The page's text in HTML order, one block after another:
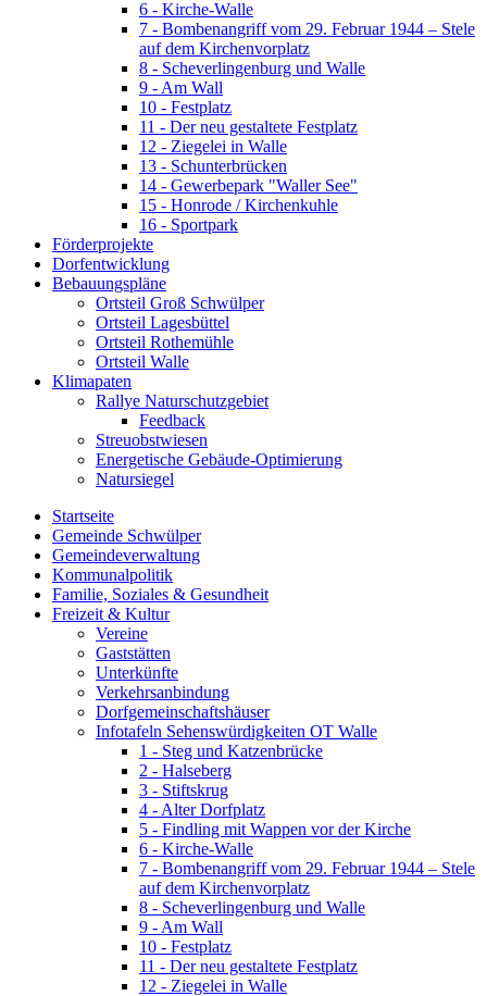
6 - Kirche-Walle
7 - Bombenangriff vom 29. Februar 1944 – Stele
auf dem Kirchenvorplatz
8 - Scheverlingenburg und Walle
9 - Am Wall
10 - Festplatz
11 - Der neu gestaltete Festplatz
12 - Ziegelei in Walle
13 - Schunterbrücken
14 - Gewerbepark "Waller See"
15 - Honrode / Kirchenkuhle
16 - Sportpark
Förderprojekte
Dorfentwicklung
Bebauungspläne
Ortsteil Groß Schwülper
Ortsteil Lagesbüttel
Ortsteil Rothemühle
Ortsteil Walle
Klimapaten
Rallye Naturschutzgebiet
Feedback
Streuobstwiesen
Energetische Gebäude-Optimierung
Natursiegel
Startseite
Gemeinde Schwülper
Gemeindeverwaltung
Kommunalpolitik
Familie, Soziales & Gesundheit
Freizeit & Kultur
Vereine
Gaststätten
Unterkünfte
Verkehrsanbindung
Dorfgemeinschaftshäuser
Infotafeln Sehenswürdigkeiten OT Walle
1 - Steg und Katzenbrücke
2 - Halseberg
3 - Stiftskrug
4 - Alter Dorfplatz
5 - Findling mit Wappen vor der Kirche
6 - Kirche-Walle
7 - Bombenangriff vom 29. Februar 1944 – Stele
auf dem Kirchenvorplatz
8 - Scheverlingenburg und Walle
9 - Am Wall
10 - Festplatz
11 - Der neu gestaltete Festplatz
12 - Ziegelei in Walle